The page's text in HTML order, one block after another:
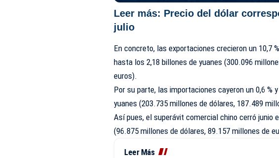
Leer más: Precio del dólar
julio
En concreto, las exportaciones crecieron un 10,7
hasta los 2,18 billones de yuanes (300.096
euros).
Por su parte, las importaciones cayeron un 0,6 %
yuanes (203.735 millones de dólares, 187.489
Así pues, el superávit comercial chino cerró junio
(96.875 millones de dólares, 89.157 millones de
Leer Más